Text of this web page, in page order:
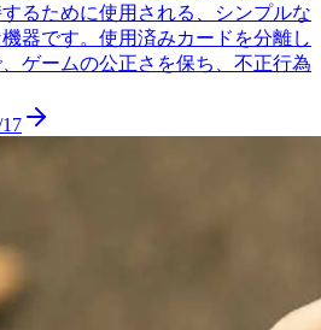
るために使用される、シンプルな
器です。使用済みカードを分離し
ゲームの公正さを保ち、不正行為